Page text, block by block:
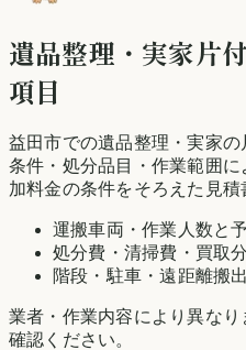
遺品整理・実家片
項目
益田市での遺品整理・実家
条件・処分品目・作業範囲
加料金の条件をそろえた見積
運搬車両・作業人数と
処分費・清掃費・買取
階段・駐車・遠距離搬
業者・作業内容により異な
確認ください。